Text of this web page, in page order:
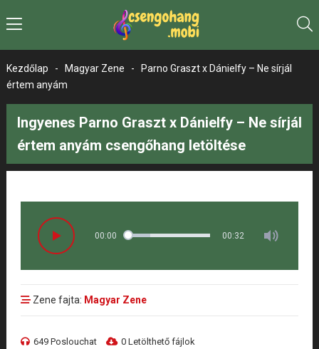
Kezdőlap - Magyar Zene -
Parno Graszt x Dánielfy – Ne sírjál
értem anyám
Ingyenes Parno Graszt x Dánielfy – Ne sírjál
értem anyám csengőhang letöltése
00:00 00:32
Zene fajta: Magyar Zene
649 Poslouchat 0 Letölthető fájlok